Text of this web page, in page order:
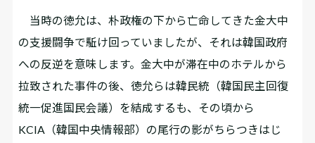
当時の徳允は、朴政権の下から亡命してきた金大中
の支援闘争で駈け回っていましたが、それは韓国政府
への反逆を意味します。金大中が滞在中のホテルから
拉致された事件の後、徳允らは韓民統（韓国民主回復
統一促進国民会議）を結成するも、その頃から
KCIA（韓国中央情報部）の尾行の影がちらつきはじ